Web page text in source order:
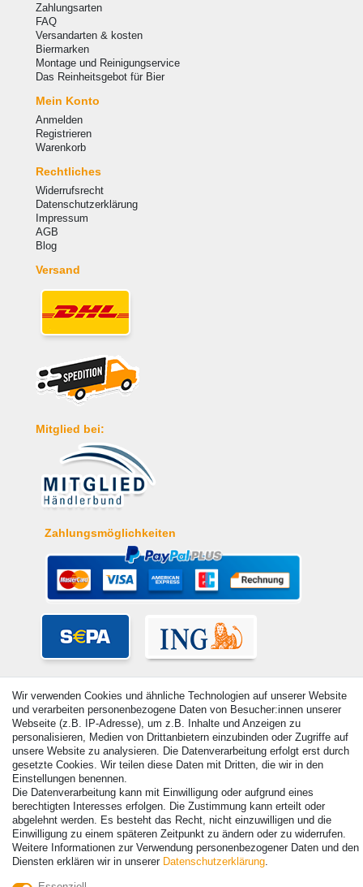
Zahlungsarten
FAQ
Versandarten & kosten
Biermarken
Montage und Reinigungservice
Das Reinheitsgebot für Bier
Mein Konto
Anmelden
Registrieren
Warenkorb
Rechtliches
Widerrufsrecht
Datenschutzerklärung
Impressum
AGB
Blog
Versand
Mitglied bei:
Zahlungsmöglichkeiten
© Copyright 2026 | Alle Rechte vorbehalten. - Alle Rechte vorbehalten.
Preisangaben inkl. gesetzl. 19% MwSt. | Grundpreise siehe Artikeldetail | *Gilt für
Lieferungen nach Deutschland!
Vertrag widerrufen Kontakt
Wir verwenden Cookies und ähnliche Technologien auf unserer Website
und verarbeiten personenbezogene Daten von Besucher:innen unserer
Webseite (z.B. IP-Adresse), um z.B. Inhalte und Anzeigen zu
personalisieren, Medien von Drittanbietern einzubinden oder Zugriffe auf
unsere Website zu analysieren. Die Datenverarbeitung erfolgt erst durch
gesetzte Cookies. Wir teilen diese Daten mit Dritten, die wir in den
Einstellungen benennen.
Die Datenverarbeitung kann mit Einwilligung oder aufgrund eines
berechtigten Interesses erfolgen. Die Zustimmung kann erteilt oder
abgelehnt werden. Es besteht das Recht, nicht einzuwilligen und die
Einwilligung zu einem späteren Zeitpunkt zu ändern oder zu widerrufen.
Weitere Informationen zur Verwendung personenbezogener Daten und den
Diensten erklären wir in unserer Daten­schutz­erklärung.